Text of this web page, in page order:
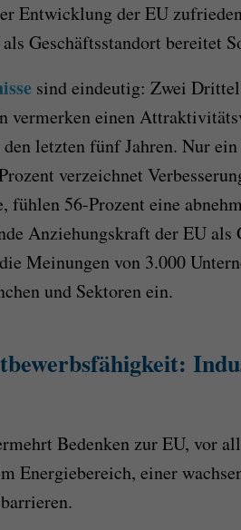
Entwicklung der EU
Geschäftsstandort bereitet
sind eindeutig: Zwei
vermerken einen
letzten fünf Jahren. Nur
verzeichnet
fühlen 56-Prozent eine
Anziehungskraft der EU als
Meinungen von 3.000
und Sektoren ein.
Bedenken zur EU, vor
Energiebereich, einer